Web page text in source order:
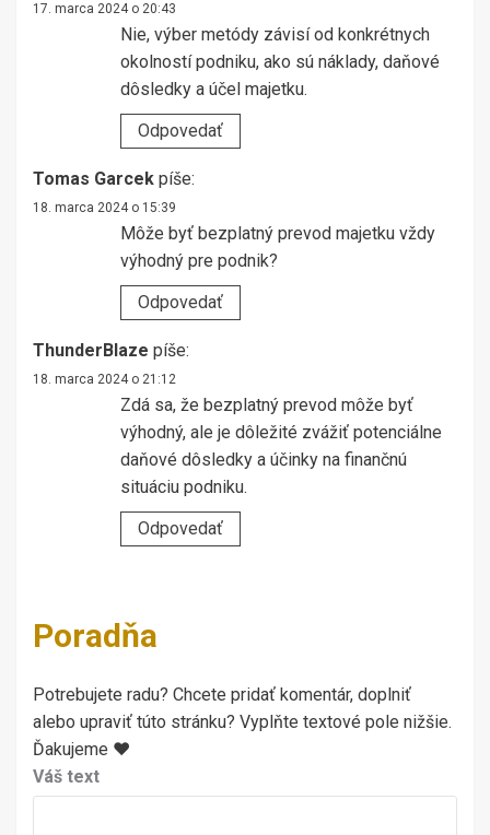
17. marca 2024 o 20:43
Nie, výber metódy závisí od konkrétnych
okolností podniku, ako sú náklady, daňové
dôsledky a účel majetku.
Odpovedať
Tomas Garcek píše:
18. marca 2024 o 15:39
Môže byť bezplatný prevod majetku vždy
výhodný pre podnik?
Odpovedať
ThunderBlaze píše:
18. marca 2024 o 21:12
Zdá sa, že bezplatný prevod môže byť
výhodný, ale je dôležité zvážiť potenciálne
daňové dôsledky a účinky na finančnú
situáciu podniku.
Odpovedať
Poradňa
Potrebujete radu? Chcete pridať komentár, doplniť
alebo upraviť túto stránku? Vyplňte textové pole nižšie.
Ďakujeme ♥
Váš text